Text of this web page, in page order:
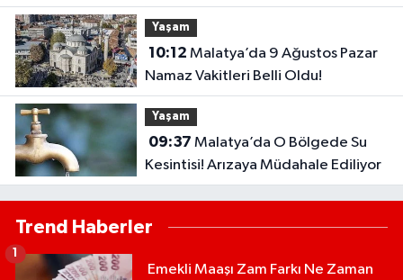
2028’e Kadar Geçerli
Yaşam
10:12
Namaz Vakitleri Belli Oldu!
Yaşam
09:37
Kesintisi! Arızaya Müdahale Ediliyor
Trend Haberler
Emekli Maaşı Zam Farkı Ne Zaman
1